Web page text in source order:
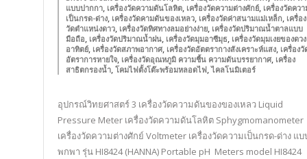
แบบปากกา, เครื่องวัดความดันโลหิต, เครื่องวัดความต่างศักย์, เครื่องวัดควา
เป็นกรด-ด่าง, เครื่องวัดคามดันของเหลว, เครื่องวัดค่าสนามแม่เหล็ก, เครื่อง
วัดตำแหน่งดาว, เครื่องวัดทิศทางลมอย่างง่าย, เครื่องวัดปริมาณน้ำตาลแบบ
มือถือ, เครื่องวัดปริมาณน้ำฝน, เครื่องวัดมุมอาซีมุธ, เครื่องวัดมุมเงยของดวง
อาทิตย์, เครื่องวัดสภาพอากาศ, เครื่องวัดอัตตรากางสังเคราะห์แสง, เครื่องวั
อัตราการหายใจ, เครื่องวัดอุณหภูมิ ความชื้น ความดันบรรยากาศ, เครื่อง
สาธิตกรองน้ำ, โคมไฟตั้งโต๊ะพร้อมหลอดไฟ,ไคลโนมิเตอร์
อุปกรณ์วิทยศาสตร์ 3 เครื่องวัดความดันของของเหลว Liquid
Pressure Meter เครื่องวัดความดันโลหิต Sphygmomanometer
เครื่องวัดความต่างศักย์ Voltmeter เครื่องวัดความเป็นกรด-ด่าง แบ
พกพา รุ่น HI8424 (HANNA) Portable pH Meters model HI8424